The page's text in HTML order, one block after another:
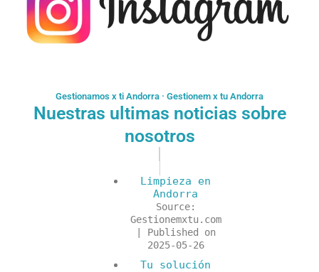
Gestionamos x ti Andorra · Gestionem x tu Andorra
Nuestras ultimas noticias sobre
nosotros
Limpieza en
Andorra
Source:
Gestionemxtu.com
Published on
2025-05-26
Tu solución